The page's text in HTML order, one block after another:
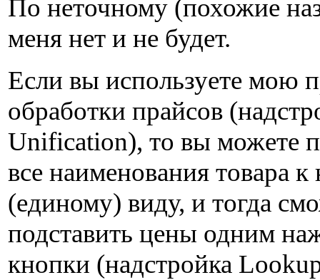
По неточному (похожие
меня нет и не будет.
Если вы используете мою
обработки прайсов
Unification), то вы можете
все наименования товара
(единому) виду, и тогда
подставить цены одним
кнопки (надстройка